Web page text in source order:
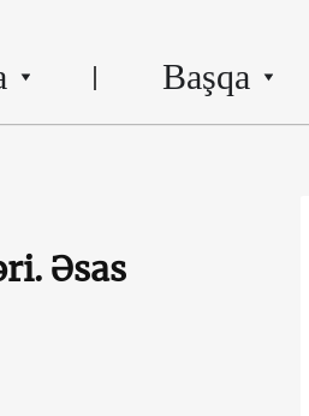
Başqa
Əsas